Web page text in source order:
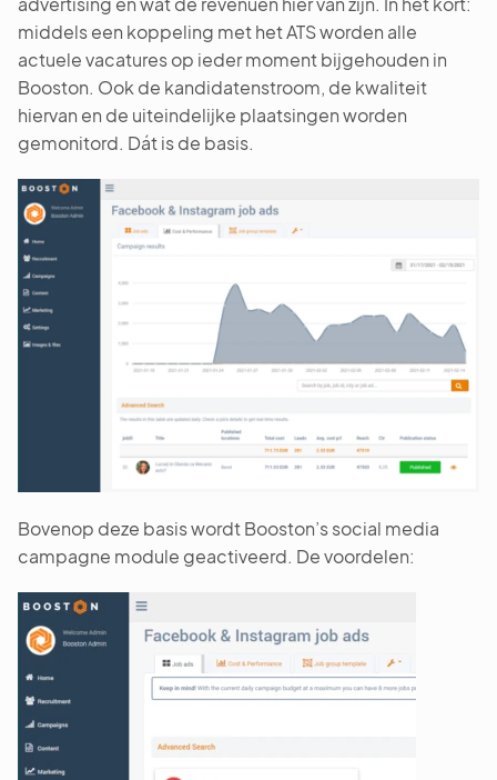
middels een koppeling met het ATS worden alle
actuele vacatures op ieder moment bijgehouden in
Booston. Ook de kandidatenstroom, de kwaliteit
hiervan en de uiteindelijke plaatsingen worden
gemonitord. Dát is de basis.
Bovenop deze basis wordt Booston’s social media
campagne module geactiveerd. De voordelen: